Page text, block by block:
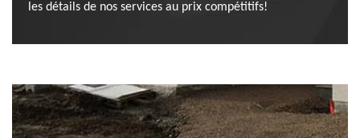
les détails de nos services au prix compétitifs!